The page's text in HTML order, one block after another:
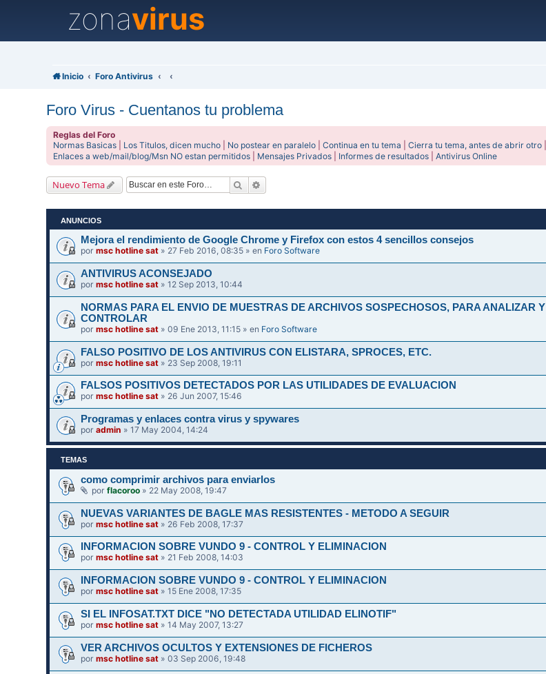
zonavirus
Inicio Foro Antivirus
Foro Virus - Cuentanos tu problema
Reglas del Foro
Normas Basicas
Los Titulos, dicen mucho No postear en paralelo |Continua en tu tema |Cierra tu tema, antes de abrir otro
Enlaces a web/mail/blog/Msn NO estan permitidos
Mensajes Privados Informes de resultados |Antivirus Online
Nuevo Tema Buscar
ANUNCIOS
Mejora el rendimiento de Google Chrome y Firefox con estos 4 sencillos consejos
pormsc hotline sat » 27 Feb 2016, 08:35 » en Foro Software
ANTIVIRUS ACONSEJADO
pormsc hotline sat » 12 Sep 2013, 10:44
NORMAS PARA EL ENVIO DE MUESTRAS DE ARCHIVOS SOSPECHOSOS, PARA ANALIZAR Y
CONTROLAR
pormsc hotline sat » 09 Ene 2013, 11:15 » en Foro Software
FALSO POSITIVO DE LOS ANTIVIRUS CON ELISTARA, SPROCES, ETC.
pormsc hotline sat » 23 Sep 2008, 19:11
FALSOS POSITIVOS DETECTADOS POR LAS UTILIDADES DE EVALUACION
pormsc hotline sat » 26 Jun 2007, 15:46
Programas y enlaces contra virus y spywares
poradmin » 17 May 2004, 14:24
TEMAS
como comprimir archivos para enviarlos
porflacoroo » 22 May 2008, 19:47
NUEVAS VARIANTES DE BAGLE MAS RESISTENTES - METODO A SEGUIR
pormsc hotline sat » 26 Feb 2008, 17:37
INFORMACION SOBRE VUNDO 9 - CONTROL Y ELIMINACION
pormsc hotline sat » 21 Feb 2008, 14:03
INFORMACION SOBRE VUNDO 9 - CONTROL Y ELIMINACION
pormsc hotline sat » 15 Ene 2008, 17:35
SI EL INFOSAT.TXT DICE "NO DETECTADA UTILIDAD ELINOTIF"
pormsc hotline sat » 14 May 2007, 13:27
VER ARCHIVOS OCULTOS Y EXTENSIONES DE FICHEROS
pormsc hotline sat » 03 Sep 2006, 19:48